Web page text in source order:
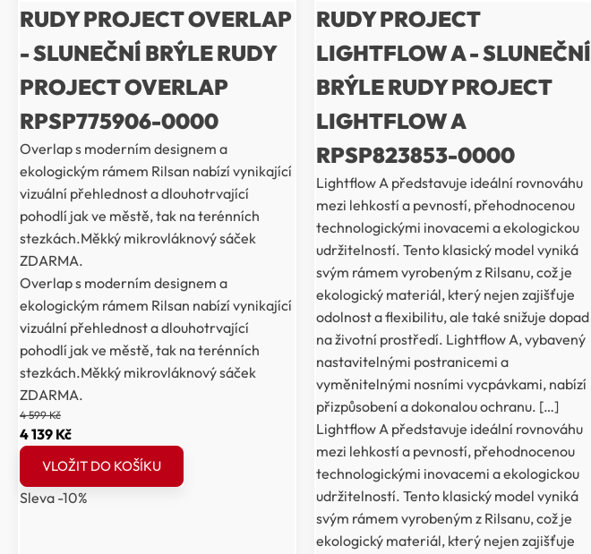
RUDY PROJECT OVERLAP
- SLUNEČNÍ BRÝLE RUDY
PROJECT OVERLAP
RPSP775906-0000
Overlap s moderním designem a
ekologickým rámem Rilsan nabízí vynikající
vizuální přehlednost a dlouhotrvající
pohodlí jak ve městě, tak na terénních
stezkách.Měkký mikrovláknový sáček
ZDARMA.
Overlap s moderním designem a
ekologickým rámem Rilsan nabízí vynikající
vizuální přehlednost a dlouhotrvající
pohodlí jak ve městě, tak na terénních
stezkách.Měkký mikrovláknový sáček
ZDARMA.
4 599Kč
Původní
cena
byla:
4
4 139 KčAktuální
cena
4
VLOŽIT DO KOŠÍKU
Sleva -10%
RUDY PROJECT
LIGHTFLOW A - SLUNEČNÍ
BRÝLE RUDY PROJECT
LIGHTFLOW A
RPSP823853-0000
Lightflow A představuje ideální rovnováhu
mezi lehkostí a pevností, přehodnocenou
technologickými inovacemi a ekologickou
udržitelností. Tento klasický model vyniká
svým rámem vyrobeným z Rilsanu, což je
ekologický materiál, který nejen zajišťuje
odolnost a flexibilitu, ale také snižuje dopad
na životní prostředí. Lightflow A, vybavený
nastavitelnými postranicemi a
vyměnitelnými nosními vycpávkami, nabízí
přizpůsobení a dokonalou ochranu. […]
Lightflow A představuje ideální rovnováhu
mezi lehkostí a pevností, přehodnocenou
technologickými inovacemi a ekologickou
udržitelností. Tento klasický model vyniká
svým rámem vyrobeným z Rilsanu, což je
ekologický materiál, který nejen zajišťuje